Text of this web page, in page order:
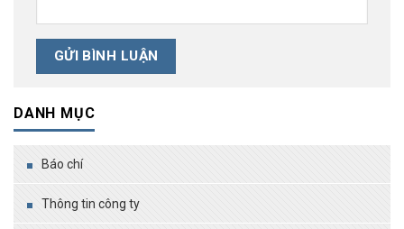
DANH MỤC
Báo chí
Thông tin công ty